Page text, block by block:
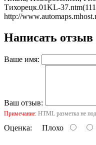
Тихорецк.01KL-
http://
Написать отзыв
Ваше имя:
Ваш отзыв:
Примечание: HTML разметка не
Оценка: Плохо